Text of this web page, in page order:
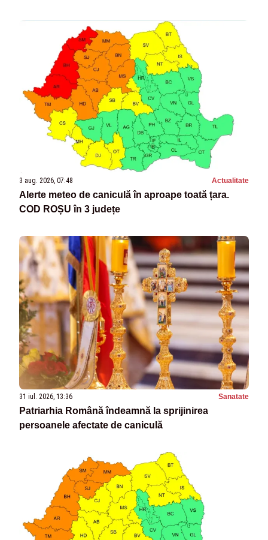
3 aug. 2026, 07:48 Actualitate
Alerte meteo de caniculă în aproape toată țara.
COD ROȘU în 3 județe
31 iul. 2026, 13:36 Sanatate
Patriarhia Română îndeamnă la sprijinirea
persoanele afectate de caniculă